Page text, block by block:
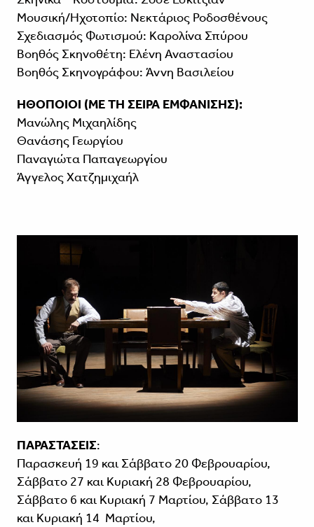
Μουσική/Ηχοτοπίο: Νεκτάριος Ροδοσθένους
Σχεδιασμός Φωτισμού: Καρολίνα Σπύρου
Βοηθός Σκηνοθέτη: Ελένη Αναστασίου
Βοηθός Σκηνογράφου: Άννη Βασιλείου
ΗΘΟΠΟΙΟΙ (ΜΕ ΤΗ ΣΕΙΡΑ ΕΜΦΑΝΙΣΗΣ):
Μανώλης Μιχαηλίδης
Θανάσης Γεωργίου
Παναγιώτα Παπαγεωργίου
Άγγελος Χατζημιχαήλ
ΠΑΡΑΣΤΑΣΕΙΣ:
Παρασκευή 19 και Σάββατο 20 Φεβρουαρίου,
Σάββατο 27 και Κυριακή 28 Φεβρουαρίου,
Σάββατο 6 και Κυριακή 7 Μαρτίου, Σάββατο 13
και Κυριακή 14 Μαρτίου,